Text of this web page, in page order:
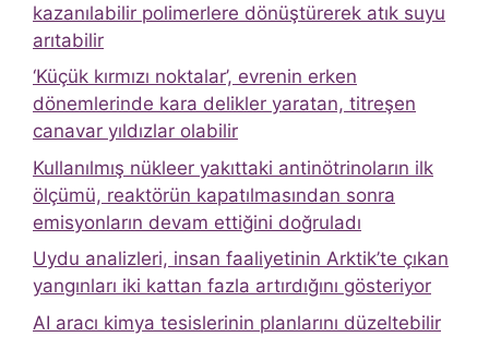
kazanılabilir polimerlere dönüştürerek atık suyu
arıtabilir
‘Küçük kırmızı noktalar’, evrenin erken
dönemlerinde kara delikler yaratan, titreşen
canavar yıldızlar olabilir
Kullanılmış nükleer yakıttaki antinötrinoların ilk
ölçümü, reaktörün kapatılmasından sonra
emisyonların devam ettiğini doğruladı
Uydu analizleri, insan faaliyetinin Arktik’te çıkan
yangınları iki kattan fazla artırdığını gösteriyor
AI aracı kimya tesislerinin planlarını düzeltebilir